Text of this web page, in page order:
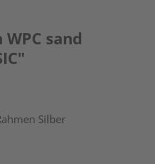
sand
Silber